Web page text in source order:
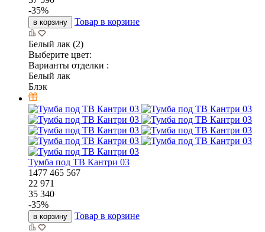
-35%
в корзину Товар в корзине
Белый лак (2)
Выберите цвет:
Варианты отделки :
Белый лак
Блэк
Тумба под ТВ Кантри 03
1477 465 567
22 971
35 340
-35%
в корзину Товар в корзине